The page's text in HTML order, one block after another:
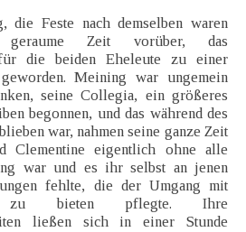
die Feste nach demselben waren
Zeit vorüber, das
die beiden Eheleute zu einer
Meining war ungemein
seine Collegia, ein größeres
begonnen, und das während des
war, nahmen seine ganze Zeit
Clementine eigentlich ohne alle
war und es ihr selbst an jenen
fehlte, die der Umgang mit
zu bieten pflegte. Ihre
ließen sich in einer Stunde